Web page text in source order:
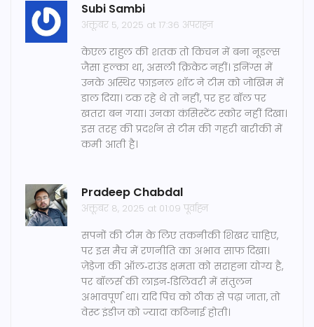
Subi Sambi
अक्तूबर 5, 2025 at 17:36 अपराह्न
केएल राहुल की शतक तो किचन में बना नूडल्स
जैसा हल्का था, असली क्रिकेट नहीं। इनिंग्स में
उनके अस्थिर फ़ाइनल शॉट ने टीम को जोखिम में
डाल दिया। टक रहे थे तो नहीं, पर हर बॉल पर
खतरा बन गया। उनका कंसिस्टेंट स्कोर नहीं दिखा।
इस तरह की प्रदर्शन से टीम की गहरी बारीकी में
कमी आती है।
Pradeep Chabdal
अक्तूबर 8, 2025 at 01:09 पूर्वाह्न
सपनों की टीम के लिए तकनीकी शिखर चाहिए,
पर इस मैच में रणनीति का अभाव साफ दिखा।
ज़ेड़ेजा की ऑल‑राउंड क्षमता को सराहना योग्य है,
पर बॉलर्स की लाइन‑डिलिवरी में संतुलन
अभावपूर्ण था। यदि पिच को ठीक से पढ़ा जाता, तो
वेस्ट इंडीज को ज्यादा कठिनाई होती।